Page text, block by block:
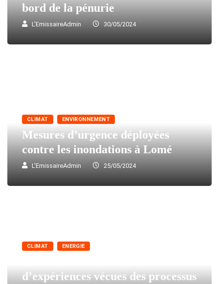
bord de la pénurie
L'EmissaireAdmin 30/05/2024
CLIMAT ENVIRONNEMENT
Mesures d’urgence déployées
contre les inondations à Lomé
L'EmissaireAdmin 25/05/2024
CLIMAT ENERGIE
d’expériences vécues des processus